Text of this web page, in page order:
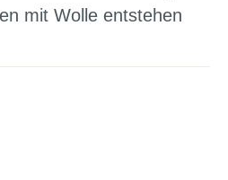
mit Wolle entstehen